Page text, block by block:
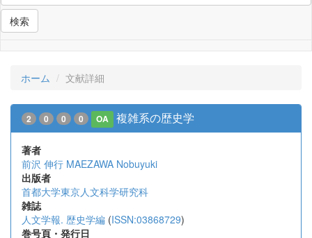
検索
ホーム 文献詳細
2 0 0 0 OA 複雑系の歴史学
著者
前沢 伸行 MAEZAWA Nobuyuki
出版者
首都大学東京人文科学研究科
雑誌
人文学報. 歴史学編 (ISSN:03868729)
巻号頁・発行日